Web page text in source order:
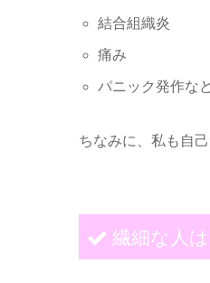
結合組織炎
痛み
パニック発作な
ちなみに、私も自
繊細な人